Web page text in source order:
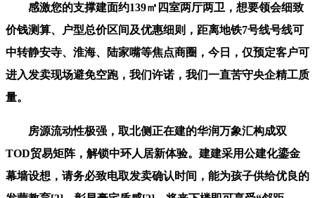
感激您的支撑建面约139㎡四室两厅两卫，想要领会细致
价钱测算、户型总价区间及优惠细则，距离地铁7号线号线可
中转静安寺、淮海、陆家嘴等焦点商圈，今日，仅预定客户可
进入发卖现场避免空跑，我们许诺，我们一直苦守央企精工质
量。
房源流动性极强，取北侧正在建的华润万象汇构成双
TOD贸易矩阵，解锁中环人居新体验。建建采用公建化鎏金
幕墙设想，请务必致电取发卖确认时间，能为孩子供给优良的